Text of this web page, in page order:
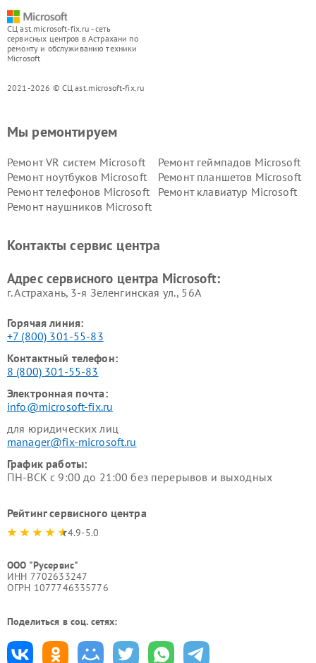
СЦ ast.microsoft-fix.ru - сеть
сервисных центров в Астрахани по
ремонту и обслуживанию техники
Microsoft
2021-2026 © СЦ ast.microsoft-fix.ru
Мы ремонтируем
Ремонт VR систем Microsoft
Ремонт геймпадов Microsoft
Ремонт ноутбуков Microsoft
Ремонт планшетов Microsoft
Ремонт телефонов Microsoft
Ремонт клавиатур Microsoft
Ремонт наушников Microsoft
Контакты сервис центра
Адрес сервисного центра Microsoft:
г. Астрахань, 3-я Зеленгинская ул., 56А
Горячая линия:
+7 (800) 301-55-83
Контактный телефон:
8 (800) 301-55-83
Электронная почта:
info@microsoft-fix.ru
для юридических лиц
manager@fix-microsoft.ru
График работы:
ПН-ВСК с 9:00 до 21:00 без перерывов и выходных
Рейтинг сервисного центра
4.9-5.0
ООО "Русервис"
ИНН 7702633247
ОГРН 1077746335776
Поделиться в соц. сетях: